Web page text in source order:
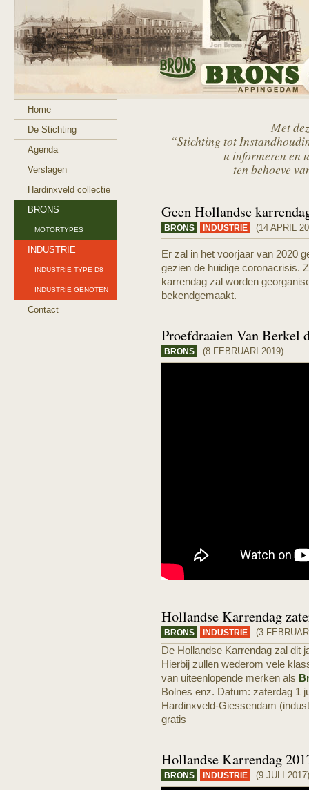
Met
“Stichting tot
u informeren en
ten behoeve
Geen Hollandse
BRONS INDUSTRIE (14 APRIL
Er zal in het voorjaar van 2020
gezien de huidige coronacrisis.
karrendag zal worden
bekendgemaakt.
Proefdraaien Van Berkel
BRONS (8 FEBRUARI 2019)
Hollandse Karrendag
BRONS INDUSTRIE (3
De Hollandse Karrendag zal dit
Hierbij zullen wederom vele
van uiteenlopende merken als
Bolnes enz. Datum: zaterdag 1
Hardinxveld-Giessendam
gratis
Hollandse Karrendag
BRONS INDUSTRIE (9 JULI 2017)
Home
De Stichting
Agenda
Verslagen
Hardinxveld collectie
BRONS
MOTORTYPES
INDUSTRIE
INDUSTRIE TYPE D8
INDUSTRIE GENOTEN
Contact